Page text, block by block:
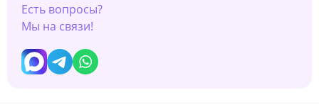
Есть вопросы?
Мы на связи!